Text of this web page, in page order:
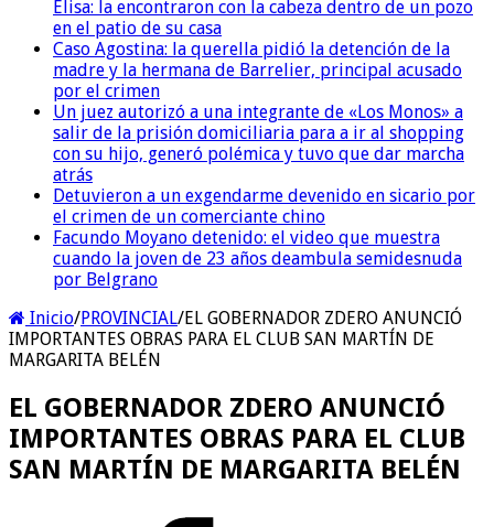
Elisa: la encontraron con la cabeza dentro de un pozo
en el patio de su casa
Caso Agostina: la querella pidió la detención de la
madre y la hermana de Barrelier, principal acusado
por el crimen
Un juez autorizó a una integrante de «Los Monos» a
salir de la prisión domiciliaria para a ir al shopping
con su hijo, generó polémica y tuvo que dar marcha
atrás
Detuvieron a un exgendarme devenido en sicario por
el crimen de un comerciante chino
Facundo Moyano detenido: el video que muestra
cuando la joven de 23 años deambula semidesnuda
por Belgrano
Inicio/PROVINCIAL/EL GOBERNADOR ZDERO ANUNCIÓ
IMPORTANTES OBRAS PARA EL CLUB SAN MARTÍN DE
MARGARITA BELÉN
EL GOBERNADOR ZDERO ANUNCIÓ
IMPORTANTES OBRAS PARA EL CLUB
SAN MARTÍN DE MARGARITA BELÉN